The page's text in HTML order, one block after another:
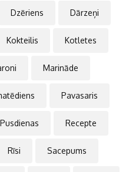
Dzēriens Dārzeņi
Kokteilis Kotletes
Marināde
Pavasaris
Pusdienas Recepte
Rīsi Sacepums